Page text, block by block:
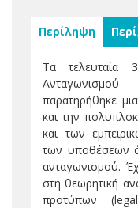
Περίληψη
Τα τελευταία
παρατηρήθηκε
και την
και των
των υποθέσεων
ανταγωνισμού.
στη θεωρητική
προτύπων